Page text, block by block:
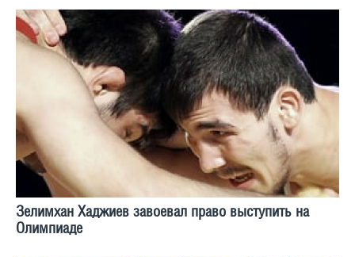
Зелимхан Хаджиев завоевал право выступить на
Олимпиаде